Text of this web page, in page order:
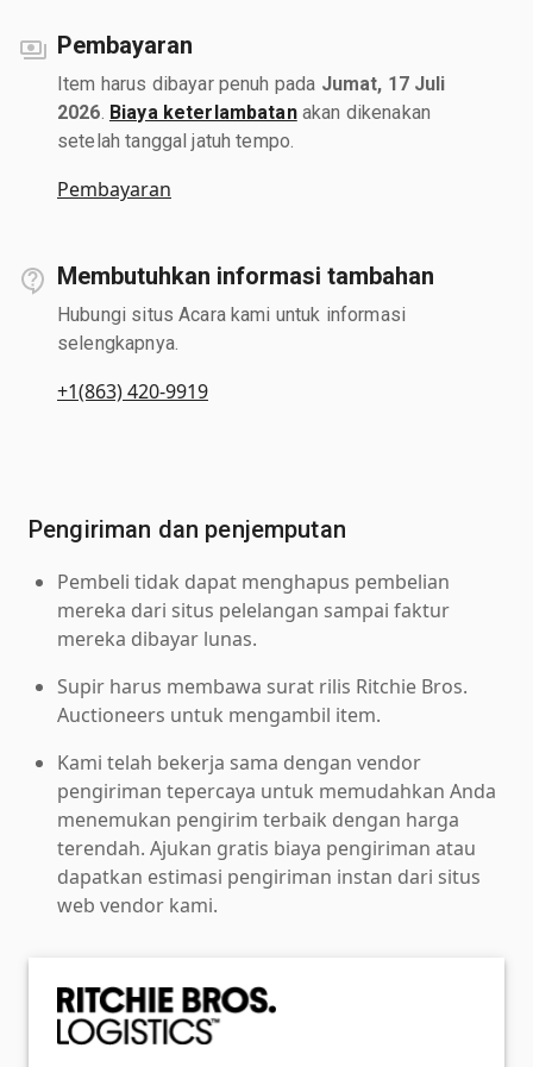
Pembayaran
Item harus dibayar penuh pada Jumat, 17 Juli
2026 Biaya keterlambatanakan dikenakan
setelah tanggal jatuh tempo.
Pembayaran
Membutuhkan informasi tambahan
Hubungi situs Acara kami untuk informasi
selengkapnya.
+1(863) 420-9919
Pengiriman dan penjemputan
Pembeli tidak dapat menghapus pembelian
mereka dari situs pelelangan sampai faktur
mereka dibayar lunas.
Supir harus membawa surat rilis Ritchie Bros.
Auctioneers untuk mengambil item.
Kami telah bekerja sama dengan vendor
pengiriman tepercaya untuk memudahkan Anda
menemukan pengirim terbaik dengan harga
terendah. Ajukan gratis biaya pengiriman atau
dapatkan estimasi pengiriman instan dari situs
web vendor kami.